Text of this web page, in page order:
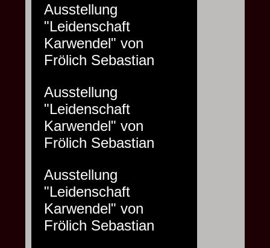
Ausstellung
"Leidenschaft
Karwendel" von
Frölich Sebastian
Ausstellung
"Leidenschaft
Karwendel" von
Frölich Sebastian
Ausstellung
"Leidenschaft
Karwendel" von
Frölich Sebastian